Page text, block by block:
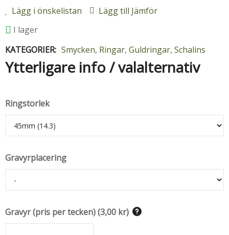
Lägg i önskelistan
Lägg till Jämför
I lager
KATEGORIER: Smycken, Ringar, Guldringar, Schalins
Ytterligare info / valalternativ
Ringstorlek
Gravyrplacering
Gravyr (pris per tecken)(3,00 kr)